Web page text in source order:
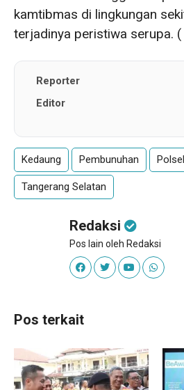
kamtibmas di lingkungan
terjadinya peristiwa serupa. (
Reporter
Editor
Kedaung Pembunuhan
Tangerang Selatan
Redaksi
Pos lain oleh Redaksi
Pos terkait